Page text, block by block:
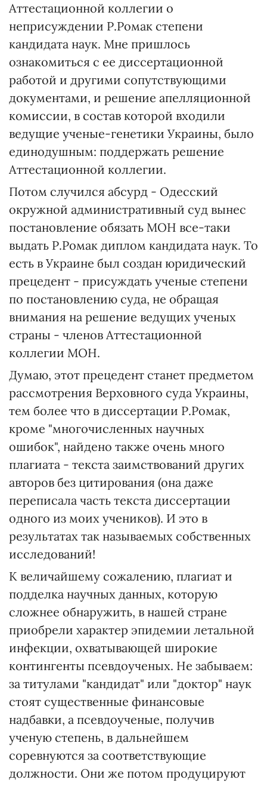
Аттестационной коллегии о
неприсуждении Р.Ромак степени
кандидата наук. Мне пришлось
ознакомиться с ее диссертационной
работой и другими сопутствующими
документами, и решение апелляционной
комиссии, в состав которой входили
ведущие ученые-генетики Украины, было
единодушным: поддержать решение
Аттестационной коллегии.
Потом случился абсурд - Одесский
окружной административный суд вынес
постановление обязать МОН все-таки
выдать Р.Ромак диплом кандидата наук. То
есть в Украине был создан юридический
прецедент - присуждать ученые степени
по постановлению суда, не обращая
внимания на решение ведущих ученых
страны - членов Аттестационной
коллегии МОН.
Думаю, этот прецедент станет предметом
рассмотрения Верховного суда Украины,
тем более что в диссертации Р.Ромак,
кроме "многочисленных научных
ошибок", найдено также очень много
плагиата - текста заимствований других
авторов без цитирования (она даже
переписала часть текста диссертации
одного из моих учеников). И это в
результатах так называемых собственных
исследований!
К величайшему сожалению, плагиат и
подделка научных данных, которую
сложнее обнаружить, в нашей стране
приобрели характер эпидемии летальной
инфекции, охватывающей широкие
контингенты псевдоученых. Не забываем:
за титулами "кандидат" или "доктор" наук
стоят существенные финансовые
надбавки, а псевдоученые, получив
ученую степень, в дальнейшем
соревнуются за соответствующие
должности. Они же потом продуцируют